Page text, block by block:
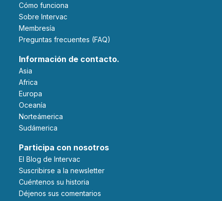
Cómo funciona
Sobre Intervac
Membresía
Preguntas frecuentes (FAQ)
Información de contacto.
Asia
Africa
Europa
Oceanía
Norteámerica
Sudámerica
Participa con nosotros
El Blog de Intervac
Suscribirse a la newsletter
Cuéntenos su historia
Déjenos sus comentarios